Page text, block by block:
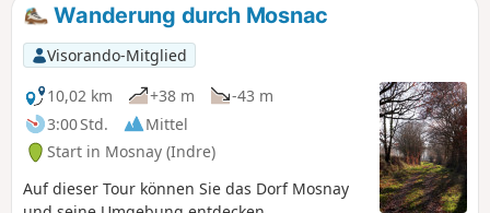
Wanderung durch Mosnac
Visorando-Mitglied
10,02 km
+38 m
-43 m
3:00 Std.
Mittel
Start in Mosnay (Indre)
Auf dieser Tour können Sie das Dorf Mosnay